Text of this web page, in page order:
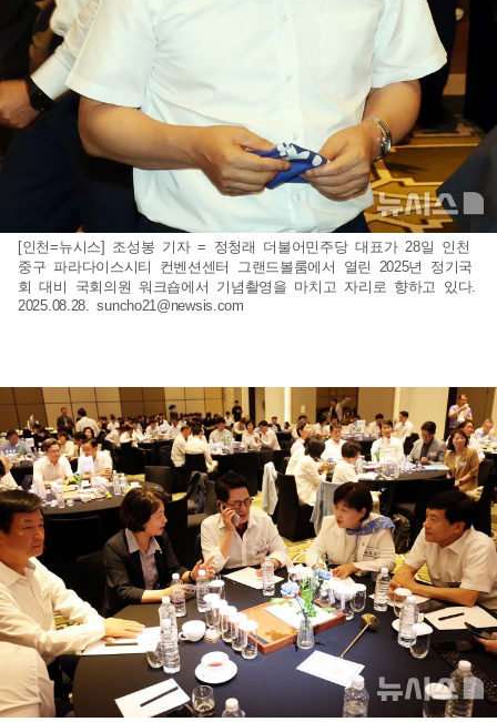
[인천=뉴시스] 조성봉 기자 = 정청래 더불어민주당 대표가 28일 인천
중구 파라다이스시티 컨벤션센터 그랜드볼룸에서 열린 2025년 정기국
회 대비 국회의원 워크숍에서 기념촬영을 마치고 자리로 향하고 있다.
2025.08.28.suncho21@newsis.com